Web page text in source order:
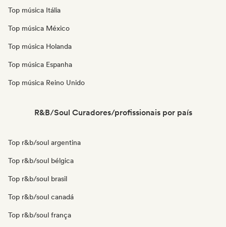
Top música Itália
Top música México
Top música Holanda
Top música Espanha
Top música Reino Unido
R&B/Soul Curadores/profissionais por país
Top r&b/soul argentina
Top r&b/soul bélgica
Top r&b/soul brasil
Top r&b/soul canadá
Top r&b/soul frança